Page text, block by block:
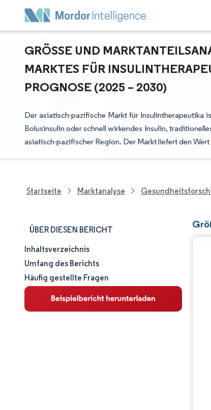
GRÖSSE UND
ARKTES FÜR
ROGNOSE (2025 – 2030)
Der asiatisch-pazifische Markt für Insulintherapeutika
Bolusinsulin oder schnell wirkendes Insulin,
asiatisch-pazifischer Region. Der Markt liefert den
Startseite Marktanalyse
ÜBER DIESEN BERICHT
Marktgröße und -anteil
Marktanalyse
Trends und Einblicke
Inhaltsverzeichnis
Umfang des Berichts
Häufig gestellte Fragen